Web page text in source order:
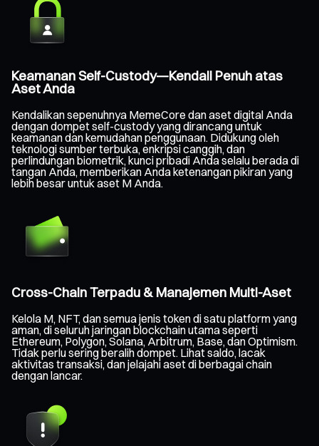
Keamanan Self-Custody—Kendali Penuh atas
Aset Anda
Kendalikan sepenuhnya MemeCore dan aset digital Anda
dengan dompet self-custody yang dirancang untuk
keamanan dan kemudahan penggunaan. Didukung oleh
teknologi sumber terbuka, enkripsi canggih, dan
perlindungan biometrik, kunci pribadi Anda selalu berada di
tangan Anda, memberikan Anda ketenangan pikiran yang
lebih besar untuk aset M Anda.
Cross-Chain Terpadu & Manajemen Multi-Aset
Kelola M, NFT, dan semua jenis token di satu platform yang
aman, di seluruh jaringan blockchain utama seperti
Ethereum, Polygon, Solana, Arbitrum, Base, dan Optimism.
Tidak perlu sering beralih dompet. Lihat saldo, lacak
aktivitas transaksi, dan jelajahi aset di berbagai chain
dengan lancar.